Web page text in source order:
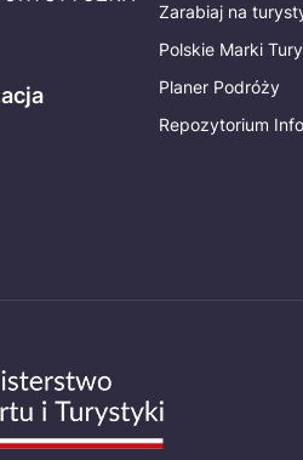
Zarabiaj na
Polskie Marki
Planer Podróży
Repozytorium